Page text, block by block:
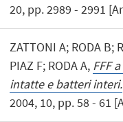
20, pp. 2989 - 2991
ZATTONI A; RODA B;
PIAZ F; RODA A, FFF
intatte e batteri interi.
2004, 10, pp. 58 - 61